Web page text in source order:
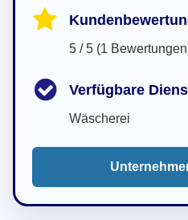
5 / 5 (1
Verfügbare
Wäscherei